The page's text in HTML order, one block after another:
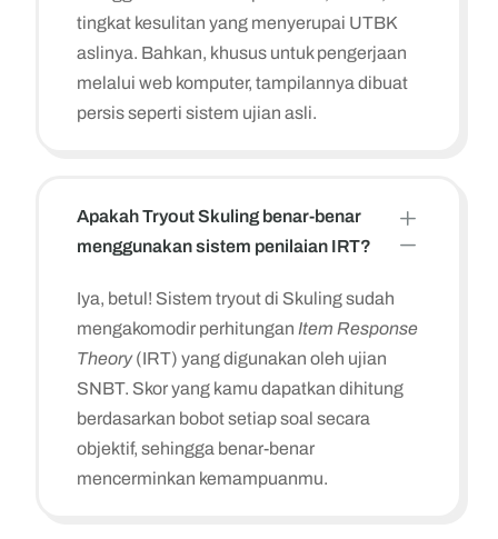
tingkat kesulitan yang menyerupai UTBK
aslinya. Bahkan, khusus untuk pengerjaan
melalui web komputer, tampilannya dibuat
persis seperti sistem ujian asli.
Apakah Tryout Skuling benar-benar
menggunakan sistem penilaian IRT?
L
K
Iya, betul! Sistem tryout di Skuling sudah
mengakomodir perhitungan Item Response
Theory(IRT) yang digunakan oleh ujian
SNBT. Skor yang kamu dapatkan dihitung
berdasarkan bobot setiap soal secara
objektif, sehingga benar-benar
mencerminkan kemampuanmu.